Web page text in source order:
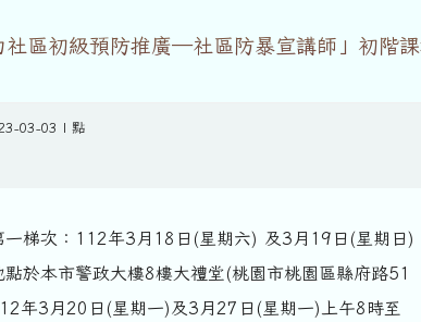
區初級預防推廣─社區防暴宣講師」初階
03-03 | 點
一梯次：112年3月18日(星期六) 及3月19日(星期日)
點於本市警政大樓8樓大禮堂(桃園市桃園區縣府路51
年3月20日(星期一)及3月27日(星期一)上午8時至